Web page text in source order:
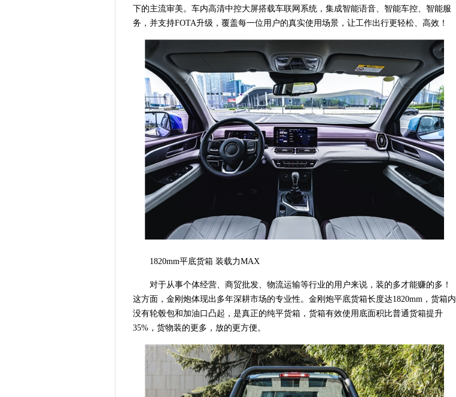
下的主流审美。车内高清中控大屏搭载车联网系统，集成智能语音、智能车控、智能服
务，并支持FOTA升级，覆盖每一位用户的真实使用场景，让工作出行更轻松、高效！
1820mm平底货箱 装载力MAX
对于从事个体经营、商贸批发、物流运输等行业的用户来说，装的多才能赚的多！
这方面，金刚炮体现出多年深耕市场的专业性。金刚炮平底货箱长度达1820mm，货箱内
没有轮毂包和加油口凸起，是真正的纯平货箱，货箱有效使用底面积比普通货箱提升
35%，货物装的更多，放的更方便。